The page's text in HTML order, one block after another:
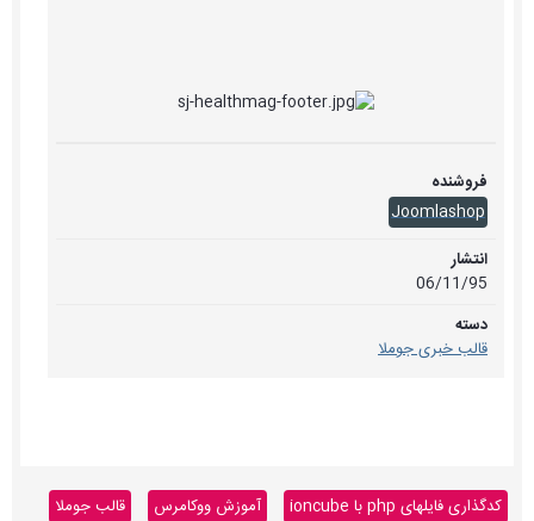
فروشنده
Joomlashop
انتشار
06/11/95
دسته
قالب خبری جوملا
کدگذاری فایلهای php با ioncube آموزش ووکامرس
قالب جوملا